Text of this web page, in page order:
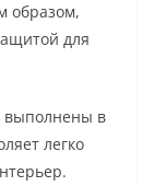
образом,
для
выполнены в
легко